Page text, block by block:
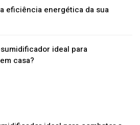
eficiência energética da sua